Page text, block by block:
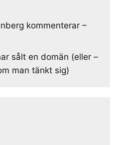
kommenterar –
sålt en domän (eller –
man tänkt sig)